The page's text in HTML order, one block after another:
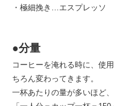
・極細挽き…エスプレッソ
●分量
コーヒーを淹れる時に、使
ちろん変わってきます。
一杯あたりの量が多いほど